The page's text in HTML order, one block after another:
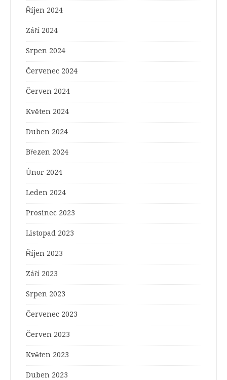
Říjen 2024
Září 2024
Srpen 2024
Červenec 2024
Červen 2024
Květen 2024
Duben 2024
Březen 2024
Únor 2024
Leden 2024
Prosinec 2023
Listopad 2023
Říjen 2023
Září 2023
Srpen 2023
Červenec 2023
Červen 2023
Květen 2023
Duben 2023